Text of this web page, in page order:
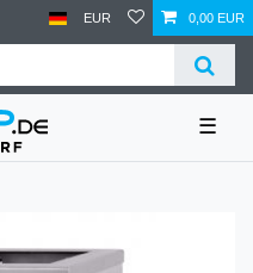
EUR 0,00 EUR
☰